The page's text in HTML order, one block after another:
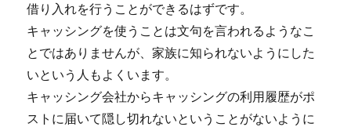
借り入れを行うことができるはずです。
キャッシングを使うことは文句を言われるようなこ
とではありませんが、家族に知られないようにした
いという人もよくいます。
キャッシング会社からキャッシングの利用履歴がポ
ストに届いて隠し切れないということがないように